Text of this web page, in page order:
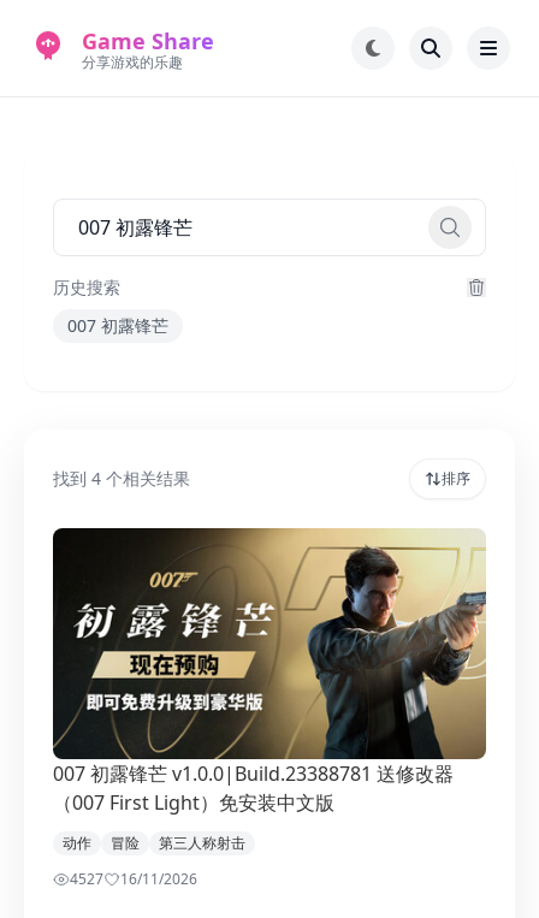
Game Share
分享游戏的乐趣
新版游戏站
永久地址
历史搜索
007 初露锋芒
找到 4 个相关结果 排序
007 初露锋芒 v1.0.0|Build.23388781 送修改器
（007 First Light）免安装中文版
动作 冒险
第三人称射击
4527
16/11/2026